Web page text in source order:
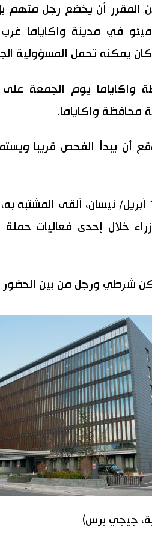
أن يخضع رجل متهم
في مدينة واكاياما
يمكنه تحمل المسؤولية
يوم الجمعة على
محافظة واكاياما.
أن يبدأ الفحص قريبا
خلال إحدى فعاليات حملة
شرطي ورجل من بين
جيجي برس)